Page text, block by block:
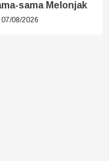
sama Melonjak
07/08/2026